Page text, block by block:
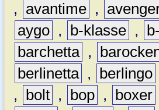
,
avantime ,
aygo , b-klasse ,
barchetta ,
berlinetta , berlingo
,
bolt , bop , boxer